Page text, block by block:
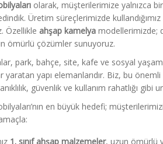
olarak, müşterilerimize yalnızca
Üretim süreçlerimizde
Özellikle ahşap kamelya modellerimizde;
ömürlü çözümler sunuyoruz.
park, bahçe, site, kafe ve sosyal
yaratan yapı elemanlarıdır. Biz, bu
güvenlik ve kullanım rahatlığı
en büyük hedefi;
1. sınıf ahşap malzemeler, uzun ömürlü